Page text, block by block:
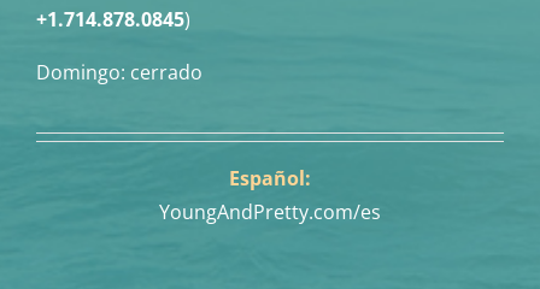
+1.714.878.0845)
Domingo: cerrado
Español:
YoungAndPretty.com/es